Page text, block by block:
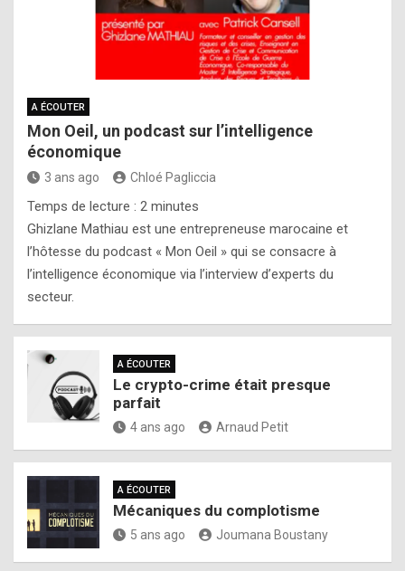
A ÉCOUTER
Mon Oeil, un podcast sur l’intelligence
économique
3 ans ago Chloé Pagliccia
Temps de lecture : 2 minutes
Ghizlane Mathiau est une entrepreneuse marocaine et
l’hôtesse du podcast « Mon Oeil » qui se consacre à
l’intelligence économique via l’interview d’experts du
secteur.
A ÉCOUTER
Le crypto-crime était presque
parfait
4 ans ago Arnaud Petit
A ÉCOUTER
Mécaniques du complotisme
5 ans ago Joumana Boustany